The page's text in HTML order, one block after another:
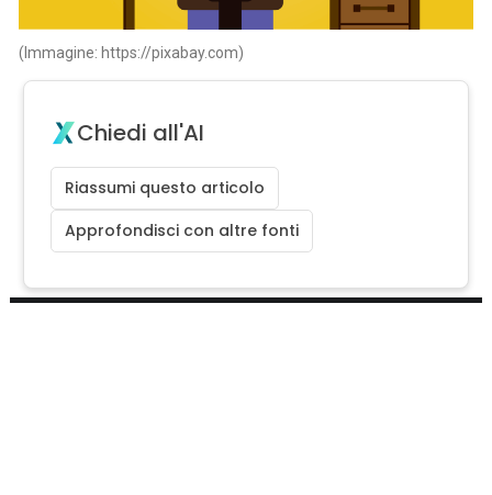
(Immagine: https://pixabay.com)
Chiedi all'AI
Riassumi questo articolo
Approfondisci con altre fonti